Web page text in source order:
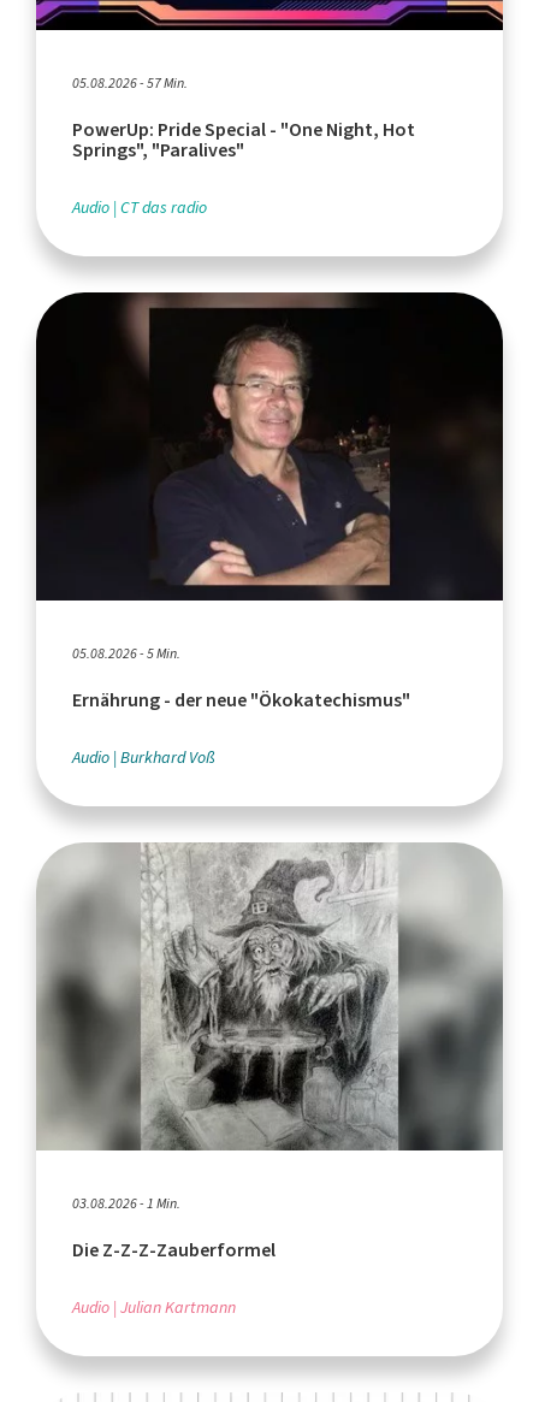
05.08.2026 - 57 Min.
PowerUp: Pride Special - "One Night, Hot
Springs", "Paralives"
Audio CT das radio
05.08.2026 - 5 Min.
Ernährung - der neue "Ökokatechismus"
Audio Burkhard Voß
03.08.2026 - 1 Min.
Die Z-Z-Z-Zauberformel
Audio Julian Kartmann